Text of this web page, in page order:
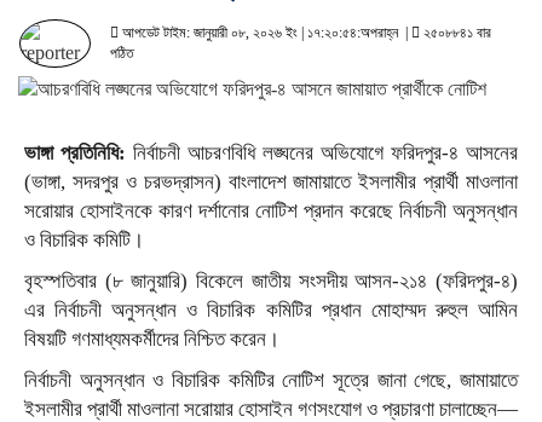
আপডেট টাইম: জানুয়ারী ০৮, ২০২৬ ইং | ১৭:২০:৫৪:অপরাহ্ন |
২৫০৮৮৪১ বার
পঠিত
ভাঙ্গা প্রতিনিধি: নির্বাচনী আচরণবিধি লঙ্ঘনের অভিযোগে ফরিদপুর-৪ আসনের
(ভাঙ্গা, সদরপুর ও চরভদ্রাসন) বাংলাদেশ জামায়াতে ইসলামীর প্রার্থী মাওলানা
সরোয়ার হোসাইনকে কারণ দর্শানোর নোটিশ প্রদান করেছে নির্বাচনী অনুসন্ধান
ও বিচারিক কমিটি।
বৃহস্পতিবার (৮ জানুয়ারি) বিকেলে জাতীয় সংসদীয় আসন-২১৪ (ফরিদপুর-৪)
এর নির্বাচনী অনুসন্ধান ও বিচারিক কমিটির প্রধান মোহাম্মদ রুহুল আমিন
বিষয়টি গণমাধ্যমকর্মীদের নিশ্চিত করেন।
নির্বাচনী অনুসন্ধান ও বিচারিক কমিটির নোটিশ সূত্রে জানা গেছে, জামায়াতে
ইসলামীর প্রার্থী মাওলানা সরোয়ার হোসাইন গণসংযোগ ও প্রচারণা চালাচ্ছেন—